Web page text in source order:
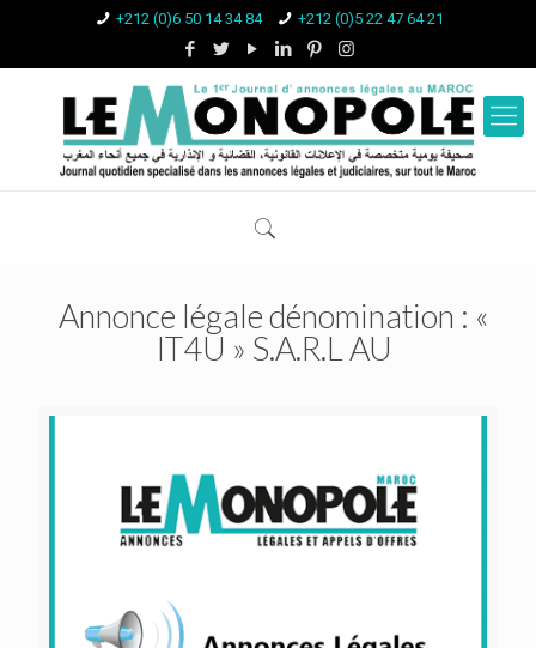
+212 (0)6 50 14 34 84 +212 (0)5 22 47 64 21
Annonce légale dénomination : «
IT4U » S.A.R.L AU